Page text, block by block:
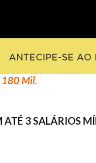
180 Mil.
3 SALÁRIOS